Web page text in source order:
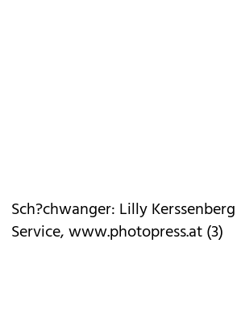
Sch?chwanger: Lilly
Service, www.photopress.at (3)